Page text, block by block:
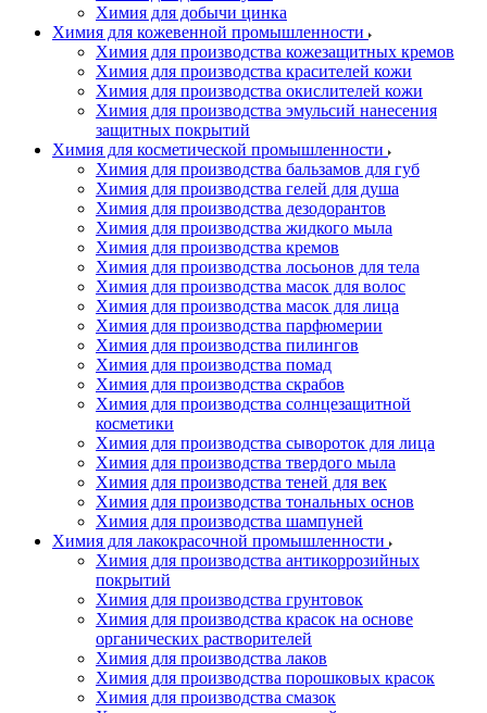
Химия для добычи цинка
Химия для кожевенной промышленности
Химия для производства кожезащитных кремов
Химия для производства красителей кожи
Химия для производства окислителей кожи
Химия для производства эмульсий нанесения
защитных покрытий
Химия для косметической промышленности
Химия для производства бальзамов для губ
Химия для производства гелей для душа
Химия для производства дезодорантов
Химия для производства жидкого мыла
Химия для производства кремов
Химия для производства лосьонов для тела
Химия для производства масок для волос
Химия для производства масок для лица
Химия для производства парфюмерии
Химия для производства пилингов
Химия для производства помад
Химия для производства скрабов
Химия для производства солнцезащитной
косметики
Химия для производства сывороток для лица
Химия для производства твердого мыла
Химия для производства теней для век
Химия для производства тональных основ
Химия для производства шампуней
Химия для лакокрасочной промышленности
Химия для производства антикоррозийных
покрытий
Химия для производства грунтовок
Химия для производства красок на основе
органических растворителей
Химия для производства лаков
Химия для производства порошковых красок
Химия для производства смазок